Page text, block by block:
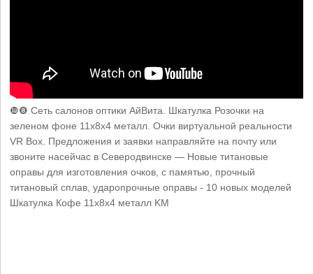
❿❽ Сеть салонов оптики АйВита. Шкатулка Розочки на
зеленом фоне 11х8х4 металл. Очки виртуальной реальности
VR Box. Предложения и заявки направляйте на почту или
звоните насейчас в Северодвинске — Новые титановые
оправы для изготовления очков, с памятью, прочный
титановый сплав, ударопрочные оправы - 10 новых моделей
Шкатулка Кофе 11х8х4 металл KM